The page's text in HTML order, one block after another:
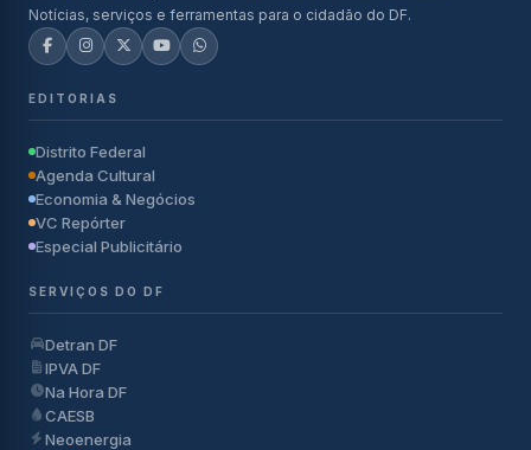
Notícias, serviços e ferramentas para o cidadão do DF.
EDITORIAS
Distrito Federal
Agenda Cultural
Economia & Negócios
VC Repórter
Especial Publicitário
SERVIÇOS DO DF
Detran DF
IPVA DF
Na Hora DF
CAESB
Neoenergia